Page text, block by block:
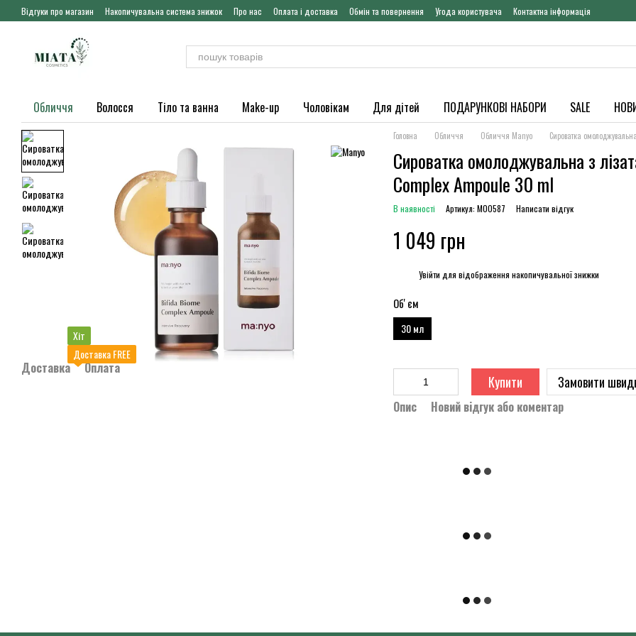
Перейти до основного контенту
Відгуки про магазин Накопичувальна система знижок Про нас Оплата і доставка Обмін та повернення Угода користувача Контактна інформація
Обличчя Волосся Тіло та ванна Make-up Чоловікам Для дітей ПОДАРУНКОВІ НАБОРИ SALE
Хіт
Доставка FREE
Доставка Оплата
Головна Обличчя Обличчя Manyo Сироватка
Сироватка омолоджувальна з
Complex Ampoule 30 ml
В наявності Артикул: M00587 Написати відгук
1 049 грн
Увійти для відображення накопичувальної знижки
Обʼєм
30 мл
Купити Замовити
Опис Новий відгук або коментар